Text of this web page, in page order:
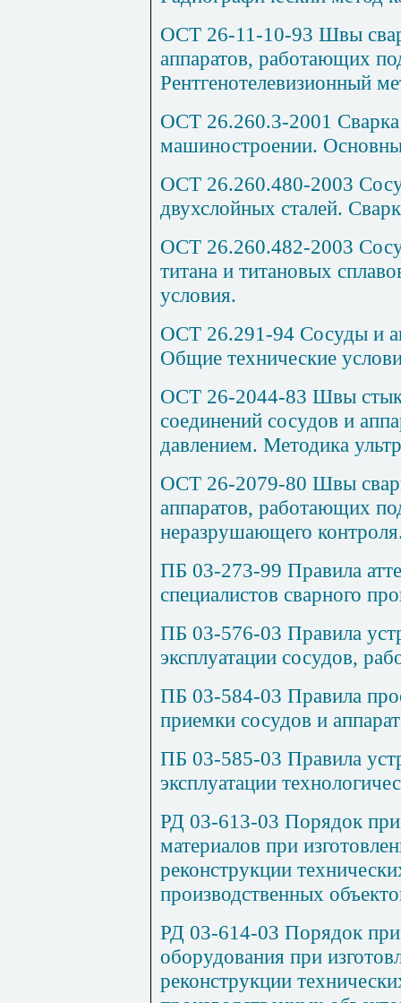
ОСТ 26-11-10-93 Швы
аппаратов, работающих
Рентгенотелевизионный
ОСТ 26.260.3-2001
машиностроении.
ОСТ 26.260.480-2003
двухслойных сталей.
ОСТ 26.260.482-2003
титана и титановых
условия.
ОСТ 26.291-94 Сосуды и
Общие технические
ОСТ 26-2044-83 Швы
соединений сосудов и
давлением. Методика
ОСТ 26-2079-80 Швы
аппаратов, работающих
неразрушающего
ПБ 03-273-99 Правила
специалистов сварного
ПБ 03-576-03 Правила
эксплуатации сосудов,
ПБ 03-584-03 Правила
приемки сосудов и
ПБ 03-585-03 Правила
эксплуатации
РД 03-613-03 Порядок
материалов при
реконструкции
производственных
РД 03-614-03 Порядок
оборудования при
реконструкции